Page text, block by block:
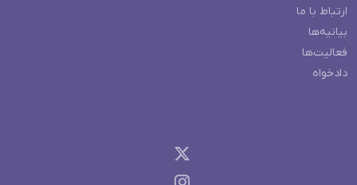
ارتباط با ما
بیانیه‌ها
فعالیت‌ها
دادخواه